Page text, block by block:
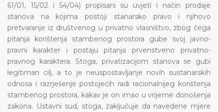
61/01, 15/02 i 54/04) propisani su uvjeti i način prodaje
stanova na kojima postoji stanarsko pravo i njihovo
pretvaranje iz društvenog u privatno vlasništvo, zbog čega
pitanja korištenja stambenog prostora gube svoj javno-
pravni karakter i postaju pitanja prvenstveno privatno-
pravnog karaktera. Stoga, privatizacijom stanova se gubi
legitiman cilj, a to je neuspostavljanje novih sustanarskih
odnosa i razrješenje postojećih radi racionalnijeg korištenja
stambenog prostora, kakav je on imao u vrijeme donošenja
zakona. Ustavni sud, stoga, zaključuje da navedene mjere